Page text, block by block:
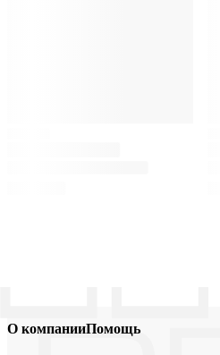
О компанииПомощь